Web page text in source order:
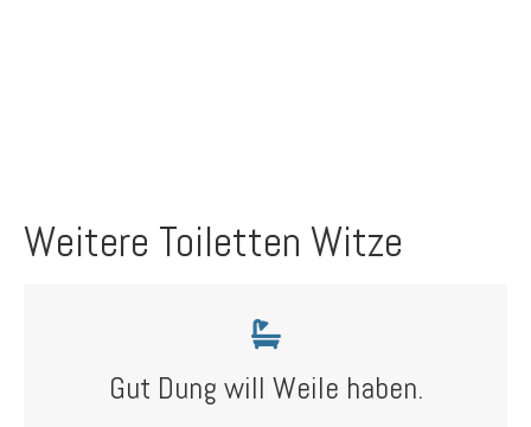
Weitere Toiletten Witze
Gut Dung will Weile haben.